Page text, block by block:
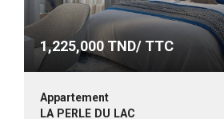
1,225,000TND/ TTC
Appartement
LA PERLE DU LAC